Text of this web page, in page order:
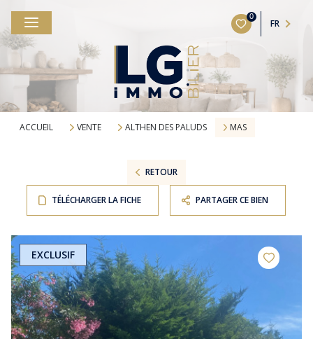
0
FR
ACCUEIL VENTE ALTHEN DES PALUDS MAS
RETOUR
TÉLÉCHARGER LA FICHE PARTAGER CE BIEN
EXCLUSIF